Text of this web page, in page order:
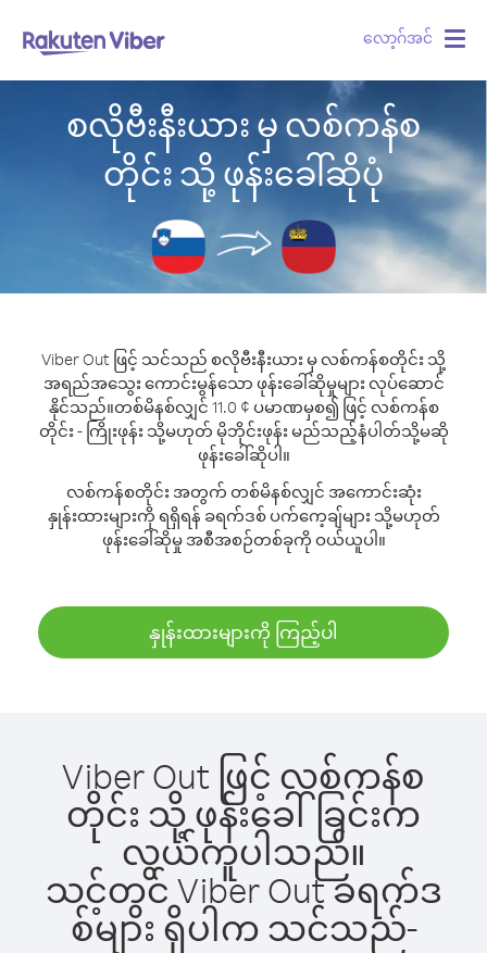
လော့ဂ်အင်
စလိုဗီးနီးယား မှ လစ်ကန်စ
တိုင်း သို့ ဖုန်းခေါ်ဆိုပုံ
Viber Out ဖြင့် သင်သည် စလိုဗီးနီးယား မှ လစ်ကန်စတိုင်း သို့
အရည်အသွေး ကောင်းမွန်သော ဖုန်းခေါ်ဆိုမှုများ လုပ်ဆောင်
နိုင်သည်။တစ်မိနစ်လျှင် 11.0 ¢ ပမာဏမှစ၍ ဖြင့် လစ်ကန်စ
တိုင်း - ကြိုးဖုန်း သို့မဟုတ် မိုဘိုင်းဖုန်း မည်သည့်နံပါတ်သို့မဆို
ဖုန်းခေါ်ဆိုပါ။
လစ်ကန်စတိုင်း အတွက် တစ်မိနစ်လျှင် အကောင်းဆုံး
နှုန်းထားများကို ရရှိရန် ခရက်ဒစ် ပက်ကေ့ချ်များ သို့မဟုတ်
ဖုန်းခေါ်ဆိုမှု အစီအစဉ်တစ်ခုကို ဝယ်ယူပါ။
နှုန်းထားများကို ကြည့်ပါ
Viber Out ဖြင့် လစ်ကန်စ
တိုင်း သို့ ဖုန်းခေါ်ခြင်းက
လွယ်ကူပါသည်။
သင့်တွင် Viber Out ခရက်ဒ
စ်များ ရှိပါက သင်သည်-